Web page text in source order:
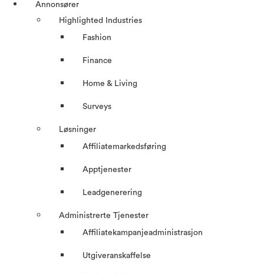
Annonsører
Highlighted Industries
Fashion
Finance
Home & Living
Surveys
Løsninger
Affiliatemarkedsføring
Apptjenester
Leadgenerering
Administrerte Tjenester
Affiliatekampanjeadministrasjon
Utgiveranskaffelse